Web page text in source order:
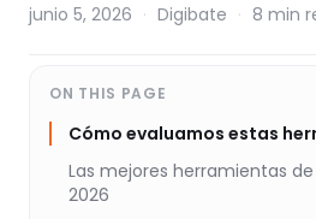
junio 5, 2026 · Digibate · 8 min
ON THIS PAGE
Cómo evaluamos estas
Las mejores herramientas
2026